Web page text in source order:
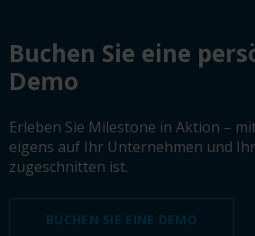
Buchen Sie eine
Demo
Erleben Sie Milestone in Aktion –
eigens auf Ihr Unternehmen und
zugeschnitten ist.
BUCHEN SIE EINE DEMO